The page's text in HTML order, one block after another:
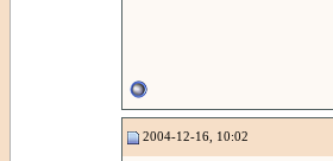
2004-12-16, 10:02